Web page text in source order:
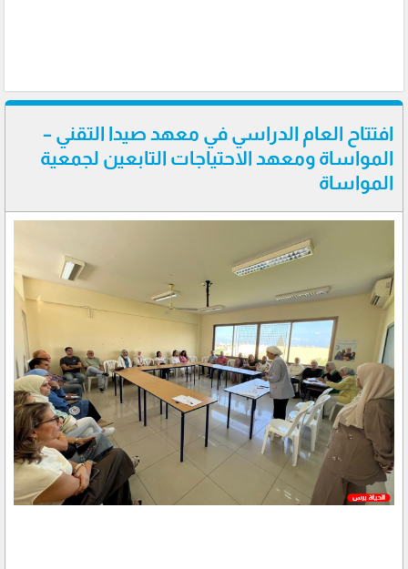
افتتاح العام الدراسي في معهد صيدا التقني –
المواساة ومعهد الاحتياجات التابعين لجمعية
المواساة